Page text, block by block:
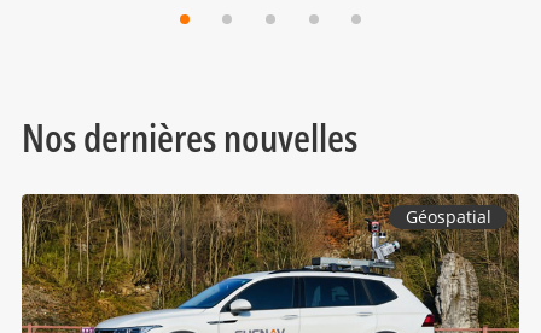
Nos dernières nouvelles
Géospatial